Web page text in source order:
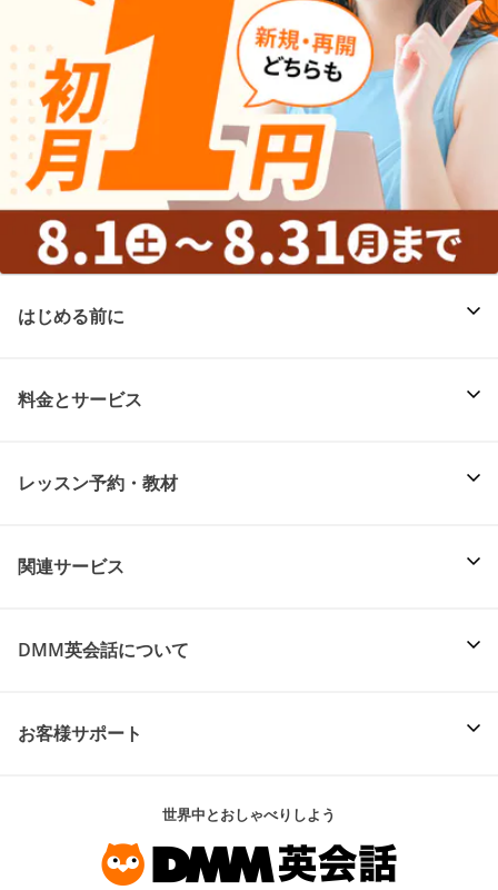
はじめる前に
料金とサービス
レッスン予約・教材
関連サービス
DMM英会話について
お客様サポート
世界中とおしゃべりしよう